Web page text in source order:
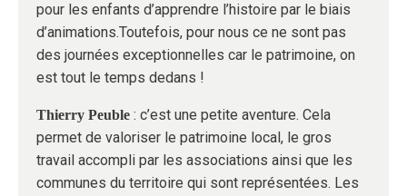
pour les enfants d’apprendre l’histoire par le biais
d’animations.Toutefois, pour nous ce ne sont pas
des journées exceptionnelles car le patrimoine, on
est tout le temps dedans !
Thierry Peuble : c’est une petite aventure. Cela
permet de valoriser le patrimoine local, le gros
travail accompli par les associations ainsi que les
communes du territoire qui sont représentées. Les